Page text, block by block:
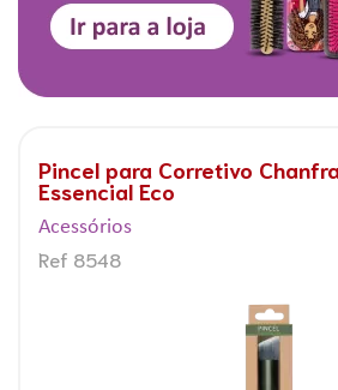
Pincel para Corretivo
Essencial Eco
Acessórios
Ref 8548